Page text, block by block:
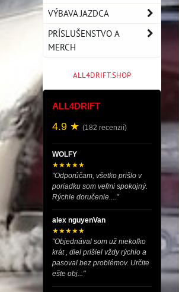
VÝBAVA JAZDCA
PRÍSLUŠENSTVO A
MERCH
ALL4DRIFT.SHOP
ALL4DRIFT
4.9 ★ (182 recenzií)
WOLFY
★★★★★
"Odporúčam, všetko prišlo v
poriadku som veľmi spokojný.
Rýchle doručenie...."
alex nguyenVan
★★★★★
"Objednával som už niekoľko
krát , diel prišiel vždy rýchlo a
pasoval bez problémov. Určite
ešte obj..."